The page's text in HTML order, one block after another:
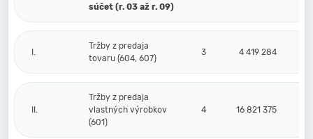
súčet (r. 03 až r. 09)
I.
Tržby z predaja
tovaru (604, 607)
3 4 419 284
II.
Tržby z predaja
vlastných výrobkov
(601)
4 16 821 375